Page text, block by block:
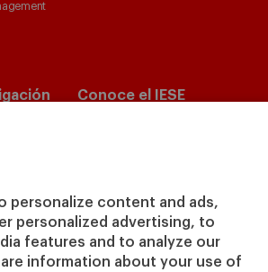
personalize content and ads,
personalized advertising, to
features and to analyze our
information about your use of
Conoce el IESE
Nuestro impacto
Colabora con el IESE
Servicios